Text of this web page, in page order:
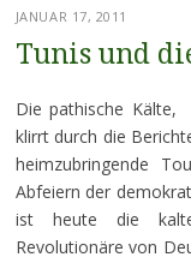
JANUAR 17, 2011
Tunis und
Die pathische Kälte,
klirrt durch die
heimzubringende
Abfeiern der
ist heute die
Revolutionäre von